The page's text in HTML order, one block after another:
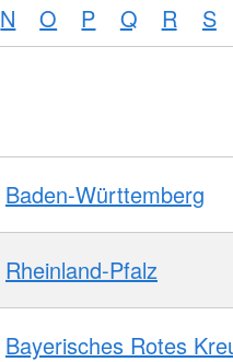
N O P Q R S
Baden-Württemberg
Rheinland-Pfalz
Bayerisches Rotes